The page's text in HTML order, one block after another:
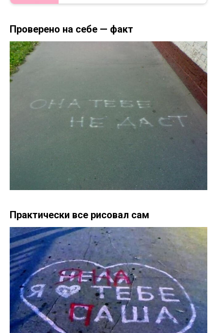
Проверено на себе — факт
Практически все рисовал сам